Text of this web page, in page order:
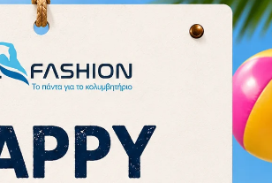
One of the unique features of the
TruTaste technology. This technology
ensure that your water tastes pure and
aftertaste.
The CamelBak Podium Chill 24oz is
fits easily in most standard bicycle
it features a comfortable grip for easy
bottle is also top-rack dishwasher safe